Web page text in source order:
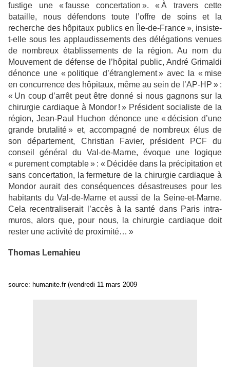
fustige une « fausse concertation ». « À travers cette
bataille, nous défendons toute l’offre de soins et la
recherche des hôpitaux publics en Île-de-France », insiste-
t-elle sous les applaudissements des délégations venues
de nombreux établissements de la région. Au nom du
Mouvement de défense de l’hôpital public, André Grimaldi
dénonce une « politique d’étranglement » avec la « mise
en concurrence des hôpitaux, même au sein de l’AP-HP » :
« Un coup d’arrêt peut être donné si nous gagnons sur la
chirurgie cardiaque à Mondor ! » Président socialiste de la
région, Jean-Paul Huchon dénonce une « décision d’une
grande brutalité » et, accompagné de nombreux élus de
son département, Christian Favier, président PCF du
conseil général du Val-de-Marne, évoque une logique
« purement comptable » : « Décidée dans la précipitation et
sans concertation, la fermeture de la chirurgie cardiaque à
Mondor aurait des conséquences désastreuses pour les
habitants du Val-de-Marne et aussi de la Seine-et-Marne.
Cela recentraliserait l’accès à la santé dans Paris intra-
muros, alors que, pour nous, la chirurgie cardiaque doit
rester une activité de proximité… »
Thomas Lemahieu
source: humanite.fr (vendredi 11 mars 2009